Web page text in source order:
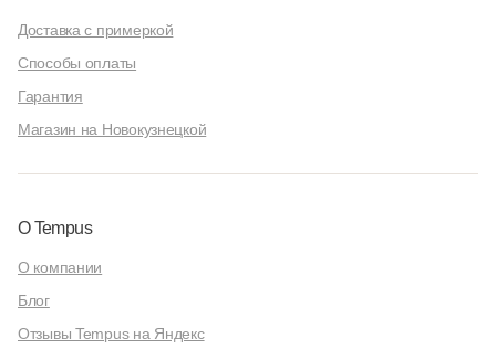
Доставка с примеркой
Способы оплаты
Гарантия
Магазин на Новокузнецкой
О Tempus
О компании
Блог
Отзывы Tempus на Яндекс